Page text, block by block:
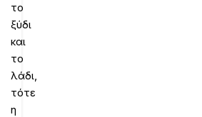
το
ξύδι
και
το
λάδι,
τότε
η